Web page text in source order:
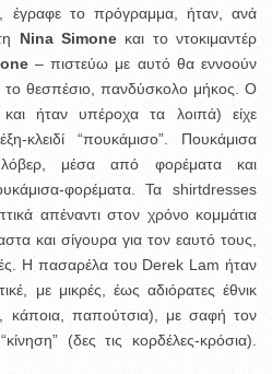
το πρόγραμμα, ήταν, ανά
Nina Simoneκαι το ντοκιμαντέρ
– πιστεύω με αυτό θα εννοούν
το θεσπέσιο, πανδύσκολο μήκος. Ο
ήταν υπέροχα τα λοιπά) είχε
κλειδί “πουκάμισο”. Πουκάμισα
μέσα από φορέματα και
φορέματα. Τα shirtdresses
απέναντι στον χρόνο κομμάτια
και σίγουρα για τον εαυτό τους,
Η πασαρέλα του Derek Lam ήταν
με μικρές, έως αδιόρατες έθνικ
κάποια, παπούτσια), με σαφή τον
(δες τις κορδέλες-κρόσια).